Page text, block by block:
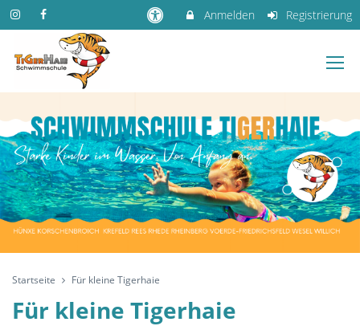
Anmelden Registrierung
Startseite Für kleine Tigerhaie
Für kleine Tigerhaie